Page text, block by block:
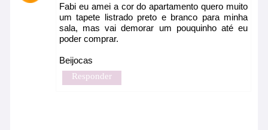
Fabi eu amei a cor do apartamento quero muito
um tapete listrado preto e branco para minha
sala, mas vai demorar um pouquinho até eu
poder comprar.
Beijocas
Responder